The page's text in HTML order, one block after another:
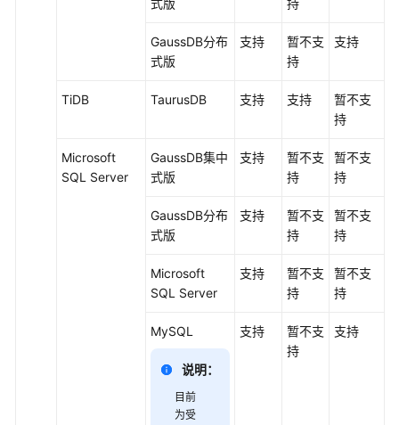
式版 持
GaussDB分布
式版
支持
暂不支
持
支持
TiDB TaurusDB 支持 支持
暂不支
持
Microsoft
SQL Server
GaussDB集中
式版
支持
暂不支
持
暂不支
持
GaussDB分布
式版
支持
暂不支
持
暂不支
持
Microsoft
SQL Server
支持
暂不支
持
暂不支
持
MySQL
说明：
目前
为受
支持
暂不支
持
支持